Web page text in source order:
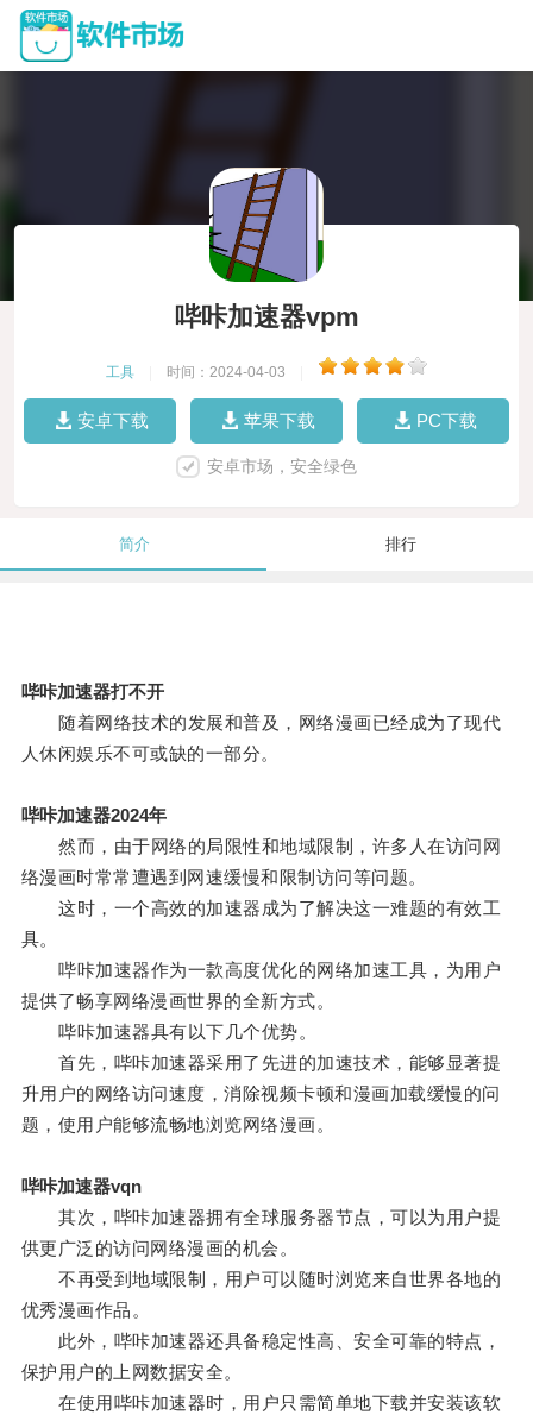
哔咔加速器vpm
工具 时间：2024-04-03
安卓下载 苹果下载 PC下载
安卓市场，安全绿色
简介 排行
哔咔加速器打不开
随着网络技术的发展和普及，网络漫画已经成为了现代
人休闲娱乐不可或缺的一部分。
哔咔加速器2024年
然而，由于网络的局限性和地域限制，许多人在访问网
络漫画时常常遭遇到网速缓慢和限制访问等问题。
这时，一个高效的加速器成为了解决这一难题的有效工
具。
哔咔加速器作为一款高度优化的网络加速工具，为用户
提供了畅享网络漫画世界的全新方式。
哔咔加速器具有以下几个优势。
首先，哔咔加速器采用了先进的加速技术，能够显著提
升用户的网络访问速度，消除视频卡顿和漫画加载缓慢的问
题，使用户能够流畅地浏览网络漫画。
哔咔加速器vqn
其次，哔咔加速器拥有全球服务器节点，可以为用户提
供更广泛的访问网络漫画的机会。
不再受到地域限制，用户可以随时浏览来自世界各地的
优秀漫画作品。
此外，哔咔加速器还具备稳定性高、安全可靠的特点，
保护用户的上网数据安全。
在使用哔咔加速器时，用户只需简单地下载并安装该软